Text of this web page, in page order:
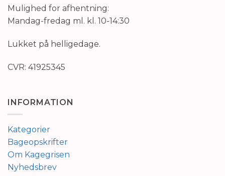
Mulighed for afhentning:
Mandag-fredag ml. kl. 10-14:30
Lukket på helligedage.
CVR: 41925345
INFORMATION
Kategorier
Bageopskrifter
Om Kagegrisen
Nyhedsbrev